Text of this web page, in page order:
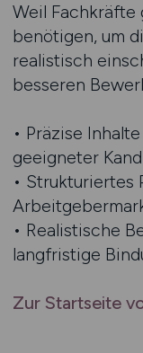
Weil Fachkräfte
benötigen, um
realistisch
besseren
• Präzise
geeigneter
• Strukturiertes
• Realistische
langfristige
Zur Startseite